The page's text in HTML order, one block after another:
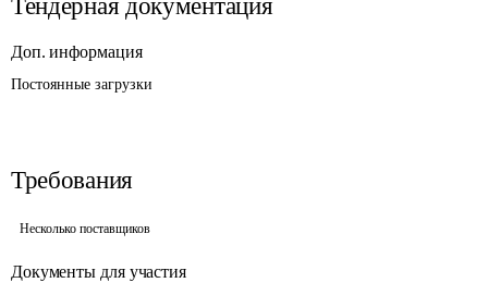
Тендерная документация
Доп. информация
Постоянные загрузки
Требования
Несколько поставщиков
Документы для участия